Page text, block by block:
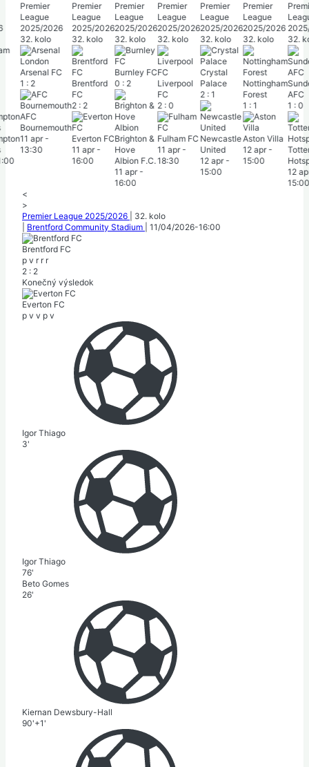
Premier
League
2025/2026
32. kolo
Brentford
FC
2 : 2
Everton FC
11 apr
Premier
League
2025/2026
32. kolo
Burnley FC
: 2
Brighton &
Hove
Albion F.C.
Premier
League
2025/2026
32. kolo
Liverpool
FC
: 0
Fulham FC
11 apr -
18:30
Premier
League
2025/2026
32. kolo
Crystal
Palace
: 1
Newcastle
United
12 apr -
Premier
League
2025/2026
32. kolo
Nottingham
Forest
1
Aston Villa
12 apr -
15:00
Premier
League
2025/2026
32. kolo
Sunderland
AFC
: 0
Tottenham
Hotspur
2025/
32.
: 3
City
12 apr
17:30
<
>
Premier League 2025/2026
32. kolo
Brentford Community Stadium 11/04/2026-16:00
Brentford FC
p v r r r
2 : 2
Konečný výsledok
Everton FC
p v v p v
Igor Thiago
3'
Igor Thiago
76'
Beto Gomes
26'
Kiernan Dewsbury-Hall
90'+1'